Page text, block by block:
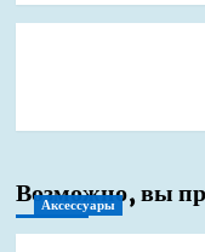
Возможно, вы
Аксессуары